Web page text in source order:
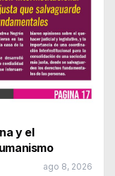
y el
ago 8, 2026